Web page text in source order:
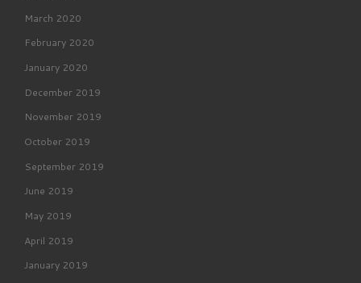
March 2020
February 2020
January 2020
December 2019
November 2019
October 2019
September 2019
June 2019
May 2019
April 2019
January 2019